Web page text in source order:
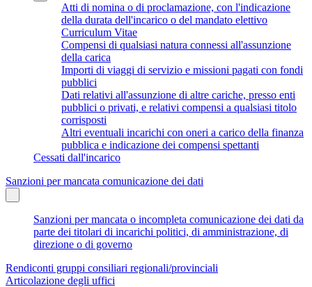
Atti di nomina o di proclamazione, con l'indicazione
della durata dell'incarico o del mandato elettivo
Curriculum Vitae
Compensi di qualsiasi natura connessi all'assunzione
della carica
Importi di viaggi di servizio e missioni pagati con fondi
pubblici
Dati relativi all'assunzione di altre cariche, presso enti
pubblici o privati, e relativi compensi a qualsiasi titolo
corrisposti
Altri eventuali incarichi con oneri a carico della finanza
pubblica e indicazione dei compensi spettanti
Cessati dall'incarico
Sanzioni per mancata comunicazione dei dati
Sanzioni per mancata o incompleta comunicazione dei dati da
parte dei titolari di incarichi politici, di amministrazione, di
direzione o di governo
Rendiconti gruppi consiliari regionali/provinciali
Articolazione degli uffici